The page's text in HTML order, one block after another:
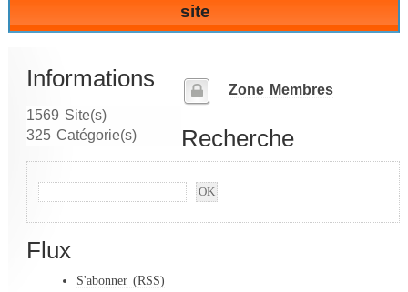
site
Informations
1569 Site(s)
325 Catégorie(s)
Zone Membres
Recherche
Flux
S'abonner (RSS)